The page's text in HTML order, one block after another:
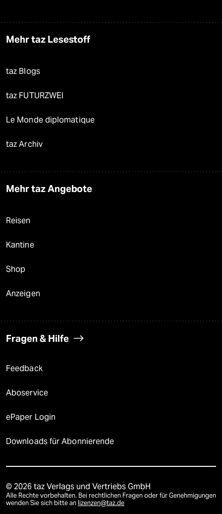
Mehr taz Lesestoff
taz Blogs
taz FUTURZWEI
Le Monde diplomatique
taz Archiv
Mehr taz Angebote
Reisen
Kantine
Shop
Anzeigen
Fragen & Hilfe
Feedback
Aboservice
ePaper Login
Downloads für Abonnierende
© 2026 taz Verlags und Vertriebs GmbH
Alle Rechte vorbehalten. Bei rechtlichen Fragen oder für Genehmigungen
wenden Sie sich bitte an lizenzen@taz.de